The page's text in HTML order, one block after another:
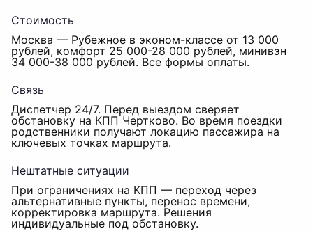
Стоимость
Москва — Рубежное в эконом-классе от 13 000
рублей, комфорт 25 000-28 000 рублей, минивэн
34 000-38 000 рублей. Все формы оплаты.
Связь
Диспетчер 24/7. Перед выездом сверяет
обстановку на КПП Чертково. Во время поездки
родственники получают локацию пассажира на
ключевых точках маршрута.
Нештатные ситуации
При ограничениях на КПП — переход через
альтернативные пункты, перенос времени,
корректировка маршрута. Решения
индивидуальные под обстановку.